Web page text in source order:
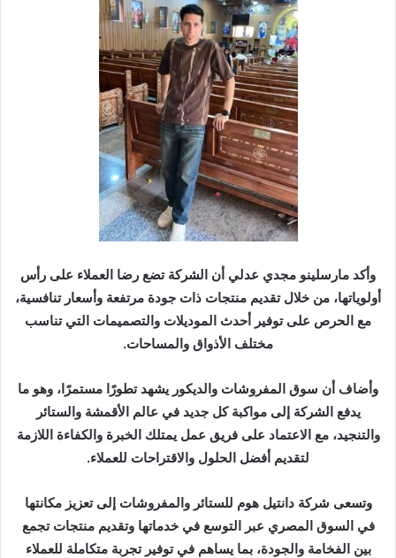
وأكد مارسلينو مجدي عدلي أن الشركة تضع رضا العملاء على رأس
أولوياتها، من خلال تقديم منتجات ذات جودة مرتفعة وأسعار تنافسية،
مع الحرص على توفير أحدث الموديلات والتصميمات التي تناسب
مختلف الأذواق والمساحات.
وأضاف أن سوق المفروشات والديكور يشهد تطورًا مستمرًا، وهو ما
يدفع الشركة إلى مواكبة كل جديد في عالم الأقمشة والستائر
والتنجيد، مع الاعتماد على فريق عمل يمتلك الخبرة والكفاءة اللازمة
لتقديم أفضل الحلول والاقتراحات للعملاء.
وتسعى شركة دانتيل هوم للستائر والمفروشات إلى تعزيز مكانتها
في السوق المصري عبر التوسع في خدماتها وتقديم منتجات تجمع
بين الفخامة والجودة، بما يساهم في توفير تجربة متكاملة للعملاء